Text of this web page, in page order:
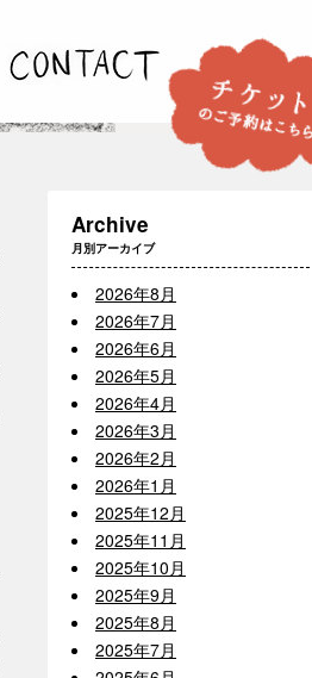
Archive
月別アーカイブ
2026年8月
2026年7月
2026年6月
2026年5月
2026年4月
2026年3月
2026年2月
2026年1月
2025年12月
2025年11月
2025年10月
2025年9月
2025年8月
2025年7月